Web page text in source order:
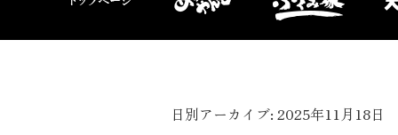
日別アーカイブ: 2025年11月18日